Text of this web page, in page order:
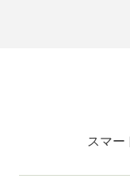
スマー